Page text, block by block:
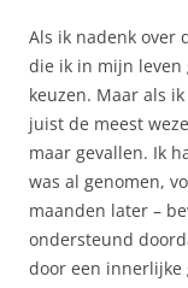
Als ik nadenk over
die ik in mijn leven
keuzen. Maar als
juist de meest
maar gevallen. Ik
was al genomen,
maanden later –
ondersteund
door een innerlijke